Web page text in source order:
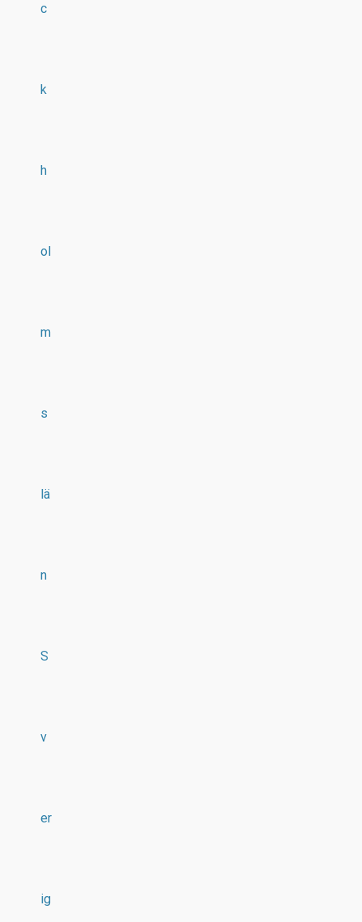
c
k
h
ol
m
s
lä
n
S
v
er
ig